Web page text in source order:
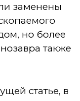
заменены
но более
также
статье, в